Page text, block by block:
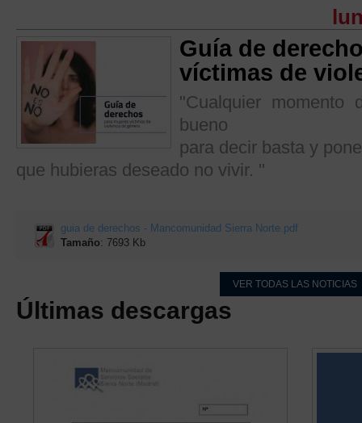
Guía de
víctimas de
"Cualquier
bueno
para decir basta y
que hubieras deseado no vivir. "
guia de derechos - Mancomunidad Sierra Norte.pdf
Tamaño: 7693 Kb
VER TODAS LAS NOTICIAS
Últimas descargas